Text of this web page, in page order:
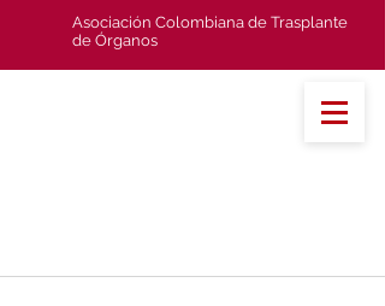
Asociación Colombiana de Trasplante
de Órganos